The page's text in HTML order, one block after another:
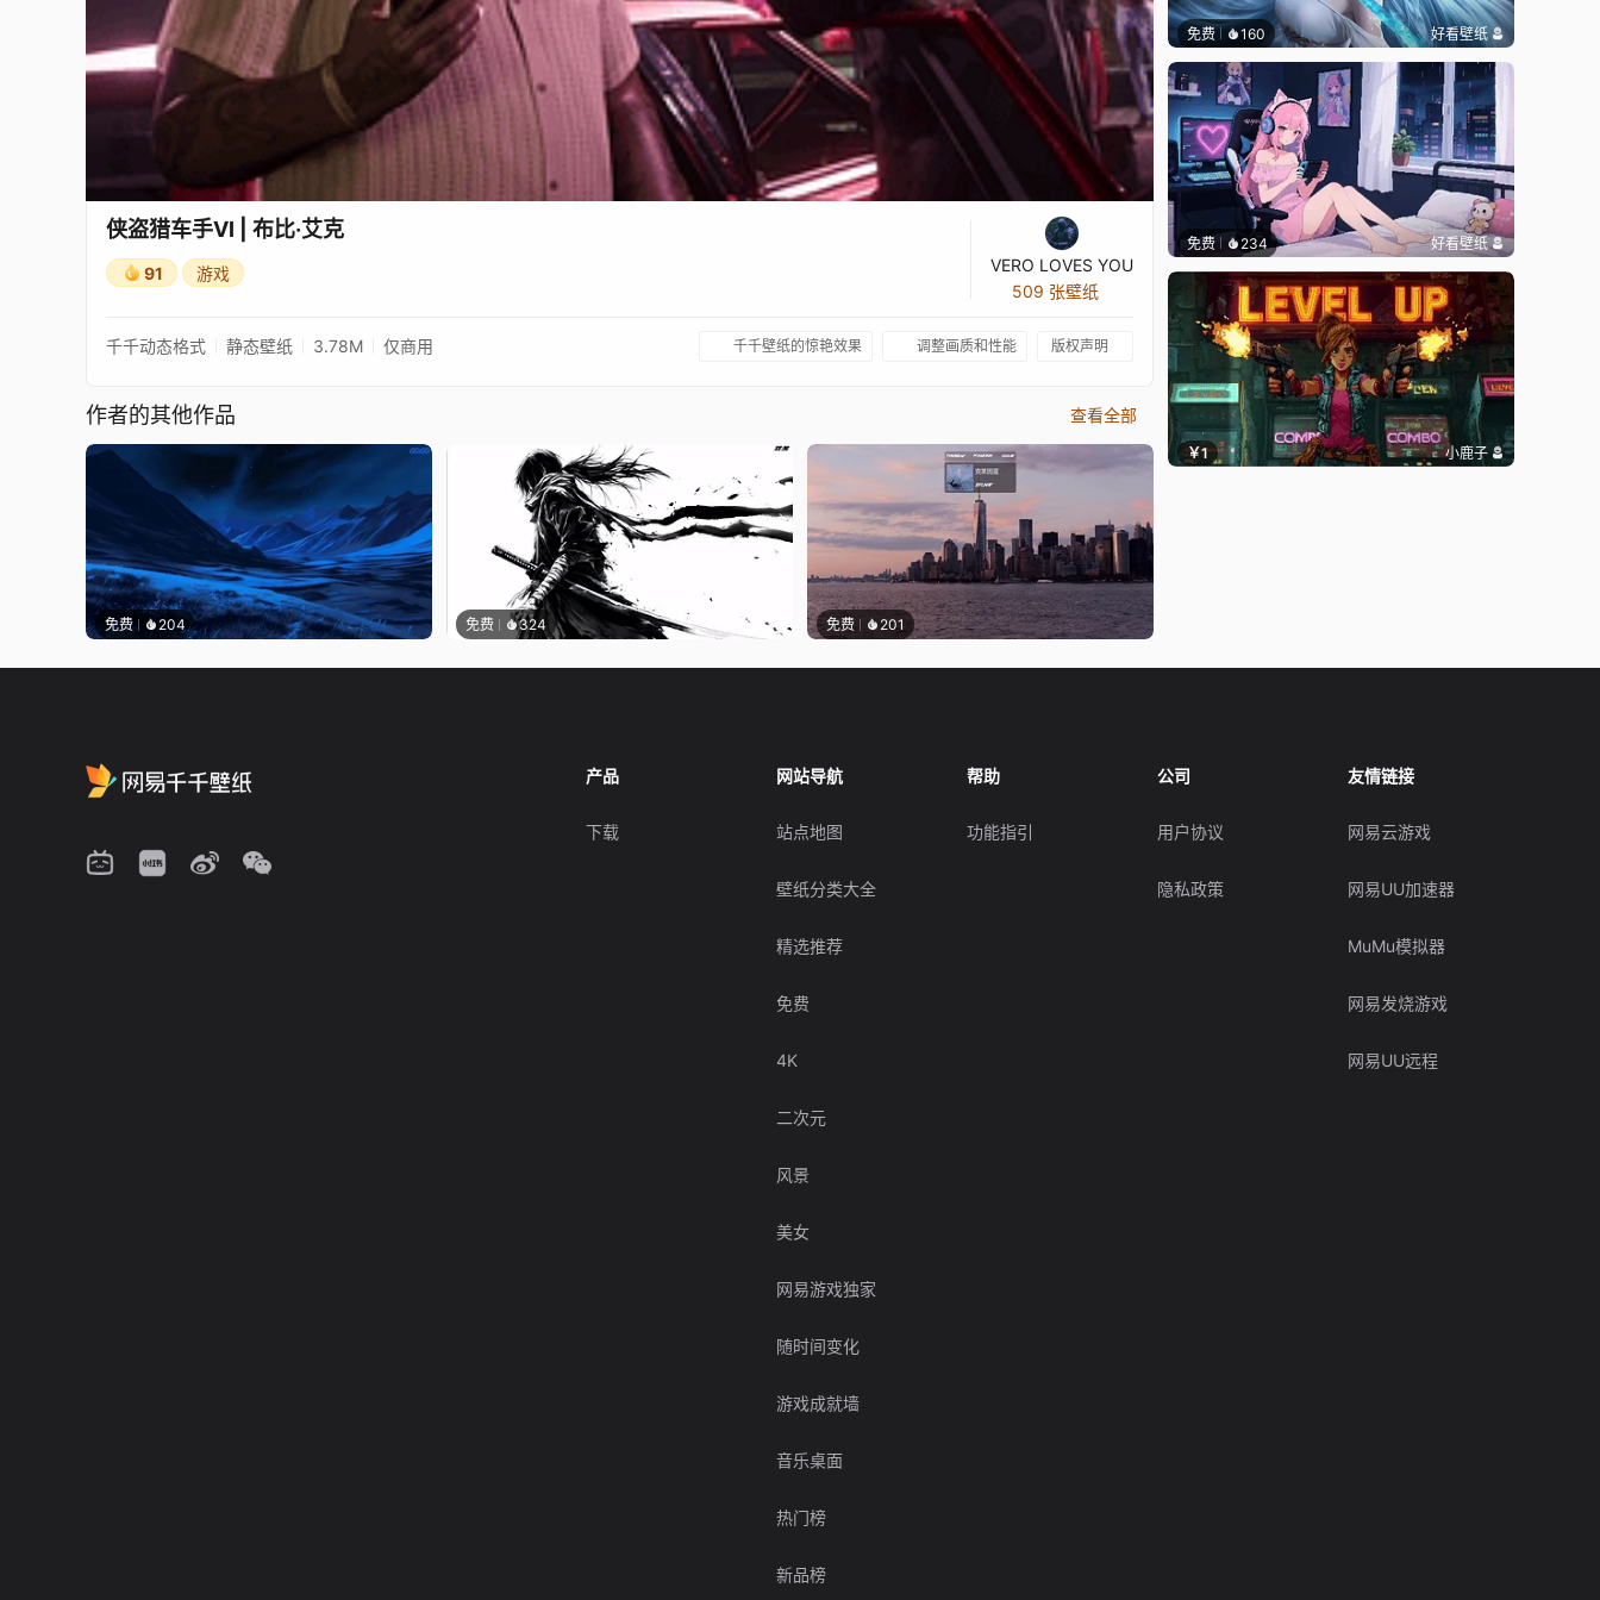
侠盗猎车手VI | 布比·艾克
91 游戏
VERO LOVES YOU
509 张壁纸
千千动态格式 静态壁纸 3.78M 仅商用 千千壁纸的惊艳效果 调整画质和性能 版权声明
作者的其他作品 查看全部
免费 204 免费 324 免费 201
免费 160 好看壁纸
免费 234 好看壁纸
￥1 小鹿子
产品
下载
网站导航
站点地图
壁纸分类大全
精选推荐
免费
4K
二次元
风景
美女
网易游戏独家
随时间变化
游戏成就墙
音乐桌面
热门榜
新品榜
帮助
功能指引
公司
用户协议
隐私政策
友情链接
网易云游戏
网易UU加速器
MuMu模拟器
网易发烧游戏
网易UU远程